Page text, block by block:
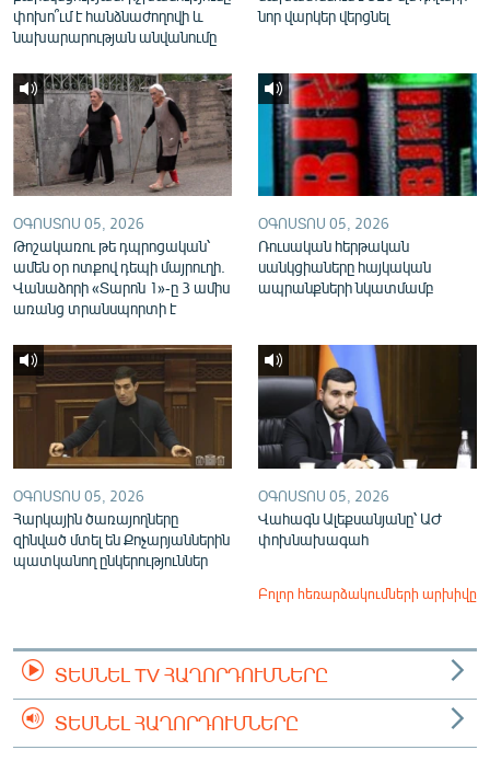
փոխո՞ւմ է հանձնաժողովի և
նախարարության անվանումը
նոր վարկեր վերցնել
ՕԳՈՍՏՈՍ 05, 2026
Թոշակառու թե դպրոցական՝
ամեն օր ոտքով դեպի մայրուղի.
Վանաձորի «Տարոն 1»-ը 3 ամիս
առանց տրանսպորտի է
ՕԳՈՍՏՈՍ 05, 2026
Ռուսական հերթական
սանկցիաները հայկական
ապրանքների նկատմամբ
ՕԳՈՍՏՈՍ 05, 2026
Հարկային ծառայողները
զինված մտել են Քոչարյաններին
պատկանող ընկերություններ
ՕԳՈՍՏՈՍ 05, 2026
Վահագն Ալեքսանյանը՝ ԱԺ
փոխնախագահ
Բոլոր հեռարձակումների արխիվը
ՏԵՍՆԵԼ TV ՀԱՂՈՐԴՈՒՄՆԵՐԸ
ՏԵՍՆԵԼ ՀԱՂՈՐԴՈՒՄՆԵՐԸ